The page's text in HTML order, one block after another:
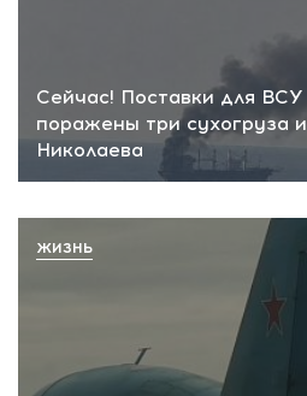
Сейчас! Поставки для
поражены три сухогруза
Николаева
ЖИЗНЬ